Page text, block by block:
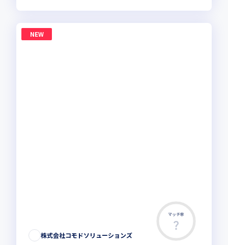
NEW
マッチ率
株式会社コモドソリューションズ